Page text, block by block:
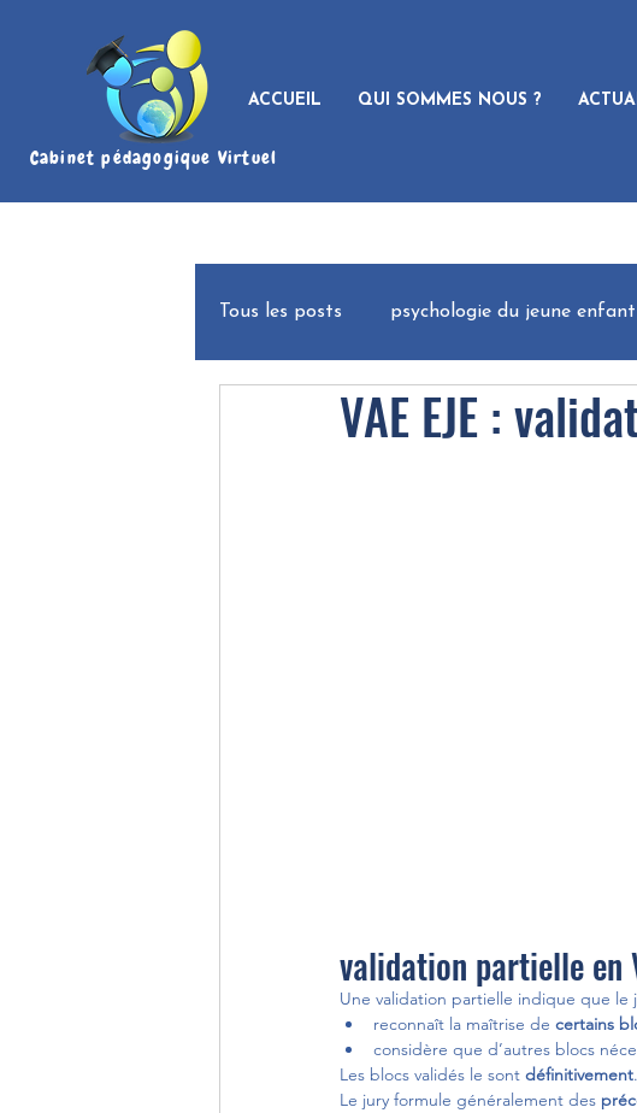
ACCUEIL QUI SOMMES NOUS ?
Cabinet pédagogique Virtuel
Tous les posts psychologie du jeune enfant
Focus sur l'Essentiel
VAE EJE :
validation partielle en
Une validation partielle indique que le
reconnaît la maîtrise de certains
considère que d’autres blocs
Les blocs validés le sont définitivement
Le jury formule généralement des